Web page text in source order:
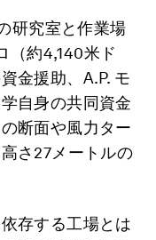
研究室と作業場
（約4,140米ド
金援助、A.P. モ
自身の共同資金
断面や風力ター
さ27メートルの
存する工場とは